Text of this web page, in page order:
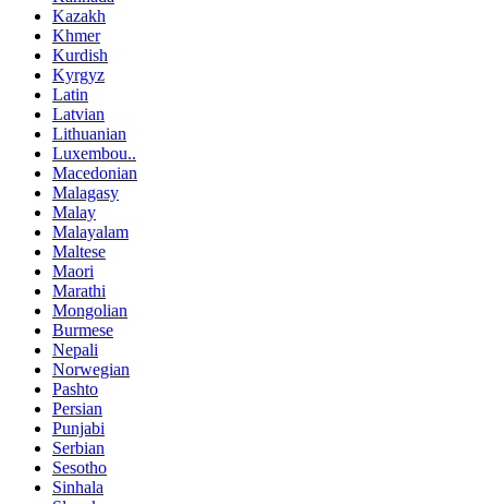
Kazakh
Khmer
Kurdish
Kyrgyz
Latin
Latvian
Lithuanian
Luxembou..
Macedonian
Malagasy
Malay
Malayalam
Maltese
Maori
Marathi
Mongolian
Burmese
Nepali
Norwegian
Pashto
Persian
Punjabi
Serbian
Sesotho
Sinhala